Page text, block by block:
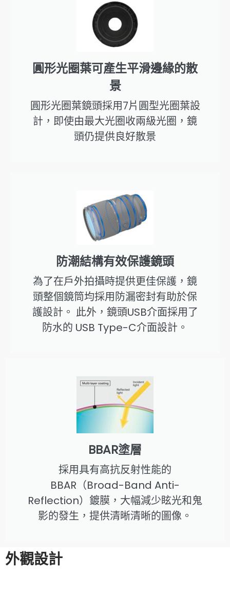
圓形光圈葉可產生平滑邊緣的散
景
圓形光圈葉鏡頭採用7片圓型光圈葉設
計，即使由最大光圈收兩級光圈，鏡
頭仍提供良好散景
防潮結構有效保護鏡頭
為了在戶外拍攝時提供更佳保護，鏡
頭整個鏡筒均採用防漏密封有助於保
護設計。 此外，鏡頭USB介面採用了
防水的 USB Type-C介面設計。
BBAR塗層
採用具有高抗反射性能的
BBAR（Broad-Band Anti-
Reflection）鍍膜，大幅減少眩光和鬼
影的發生，提供清晰清晰的圖像。
外觀設計